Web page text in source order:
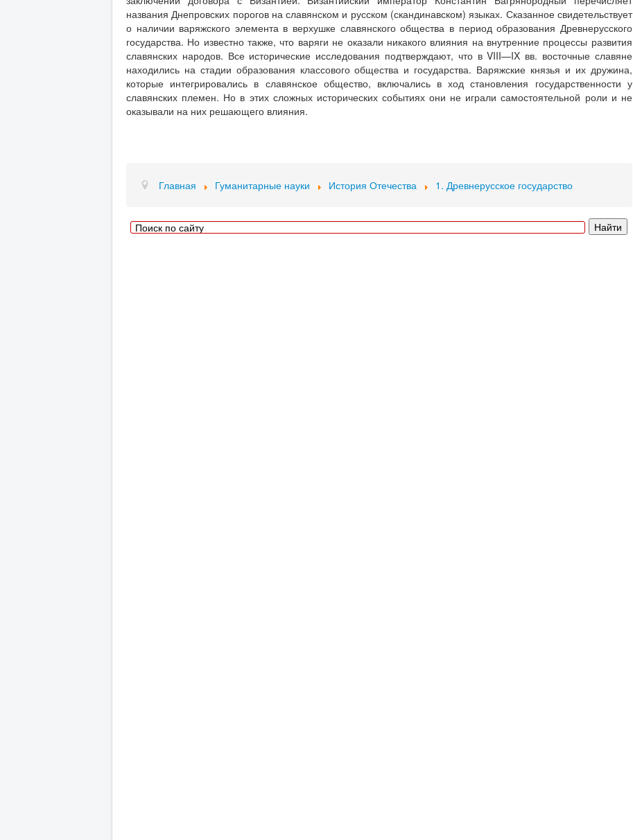
названия Днепровских порогов на славянском и русском (скандинавском) языках. Сказанное свидетельствует
о наличии варяжского элемента в верхушке славянского общества в период образования Древнерусского
государства. Но известно также, что варяги не оказали никакого влияния на внутренние процессы развития
славянских народов. Все исторические исследования подтверждают, что в VIII—IX вв. восточные славяне
находились на стадии образования классового общества и государства. Варяжские князья и их дружина,
которые интегрировались в славянское общество, включались в ход становления государственности у
славянских племен. Но в этих сложных исторических событиях они не играли самостоятельной роли и не
оказывали на них решающего влияния.
Главная Гуманитарные науки История Отечества 1. Древнерусское государство